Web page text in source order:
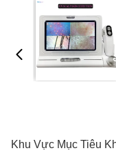
Khu Vực Mục Tiêu